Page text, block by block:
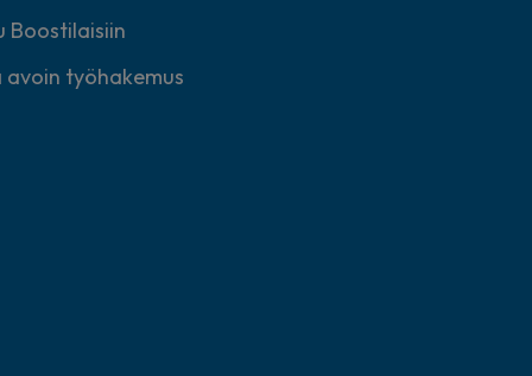
Boostilaisiin
työhakemus